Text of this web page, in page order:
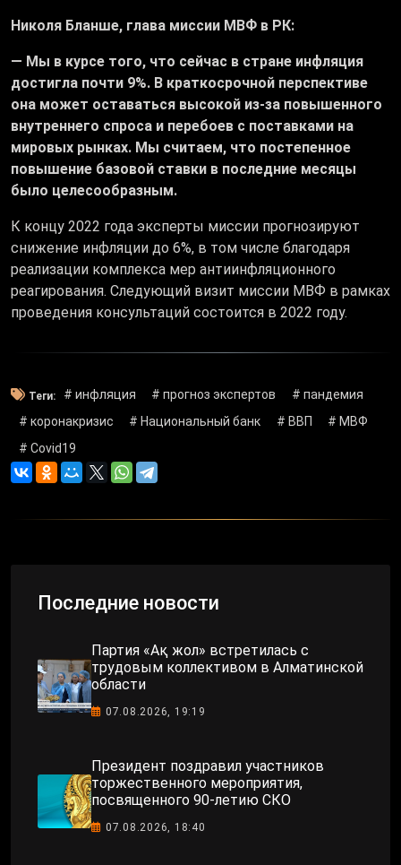
Николя Бланше, глава миссии МВФ в РК:
— Мы в курсе того, что сейчас в стране инфляция
достигла почти 9%. В краткосрочной перспективе
она может оставаться высокой из-за повышенного
внутреннего спроса и перебоев с поставками на
мировых рынках. Мы считаем, что постепенное
повышение базовой ставки в последние месяцы
было целесообразным.
К концу 2022 года эксперты миссии прогнозируют
снижение инфляции до 6%, в том числе благодаря
реализации комплекса мер антиинфляционного
реагирования. Следующий визит миссии МВФ в рамках
проведения консультаций состоится в 2022 году.
Теги: # инфляция # прогноз экспертов
# пандемия
# коронакризис
# Национальный банк # ВВП
# МВФ
# Covid19
Последние новости
Партия «Ақ жол» встретилась с
трудовым коллективом в Алматинской
области
07.08.2026, 19:19
Президент поздравил участников
торжественного мероприятия,
посвященного 90-летию СКО
07.08.2026, 18:40